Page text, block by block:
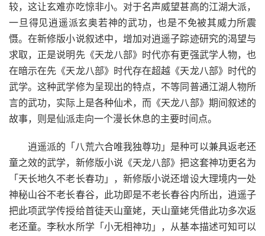
较，这让玄难亦吃惊非小。对于名声威望甚高的江湖大派，
一旦得见逍遥派玄奥若神的武功，也是不免被其威力所震
慑。在新修版小说叙述中，增加对逍遥子踪迹研究的渴望与
求取，正是说明先《天龙八部》时代亦有更强武学人物，也
在暗示在先《天龙八部》时代存在超越《天龙八部》时代的
武学。这种武学修为呈现出的特点，不等同普通江湖人物所
言的武功，实际上是各种仙术，而《天龙八部》期间叙述的
故事，则是仙派走向一个漫长休息的主要时间点。
逍遥派的「八荒六合唯我独尊功」是种可以兼具返老还
童之效的武学，新修版小说《天龙八部》把这套神功更名为
「天长地久不老长春功」，新修版小说还增设大理境内一处
神秘山谷不老长春谷，此功即是不老长春谷内所出，逍遥子
把此项武学传授给首徒天山童姥，天山童姥凭借此功多次返
老还童。李秋水所学「小无相神功」，从基本描述可知可以